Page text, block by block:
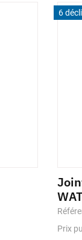
40
filetage
Référence:
Prix public:
6
Prix